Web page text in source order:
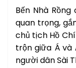
Bến Nhà
quan trọng,
chủ tịch Hồ
trộn giữa Á và
người dân Sài